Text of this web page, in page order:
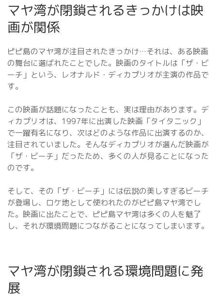
マヤ湾が閉鎖されるきっかけは映
画が関係
ピピ島のマヤ湾が注目されたきっかけ…それは、ある映画
の舞台に選ばれたことでした。映画のタイトルは「ザ・ビ
ーチ」という、レオナルド・ディカプリオが主演の作品で
す。
この映画が話題になったことも、実は理由があります。デ
ィカプリオは、1997年に出演した映画「タイタニック」
で一躍有名になり、次はどのような作品に出演するのか、
注目されていました。そんなディカプリオが選んだ映画が
「ザ・ビーチ」だったため、多くの人が見ることになった
のです。
そして、その「ザ・ビーチ」には伝説の美しすぎるビーチ
が登場し、ロケ地として使われたのがピピ島マヤ湾でし
た。映画に出たことで、ピピ島マヤ湾は多くの人を魅了
し、それが環境問題につながることになってしまいます。
マヤ湾が閉鎖される環境問題に発
展